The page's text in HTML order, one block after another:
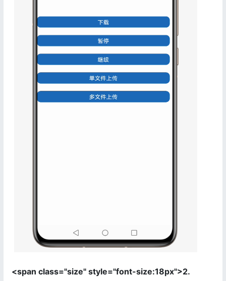
<span class="size" style="font-size:18px">2.